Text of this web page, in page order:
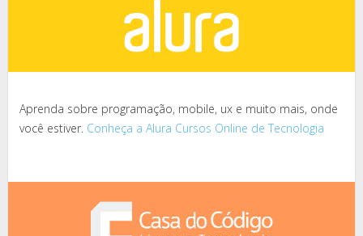
Aprenda sobre programação, mobile, ux e muito mais, onde
você estiver. Conheça a Alura Cursos Online de Tecnologia